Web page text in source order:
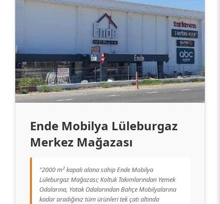
Ende Mobilya Lüleburgaz
Merkez Mağazası
"2000 m² kapalı alana sahip Ende Mobilya
Lüleburgaz Mağazası; Koltuk Takımlarından Yemek
Odalarına, Yatak Odalarından Bahçe Mobilyalarına
kadar aradığınız tüm ürünleri tek çatı altında